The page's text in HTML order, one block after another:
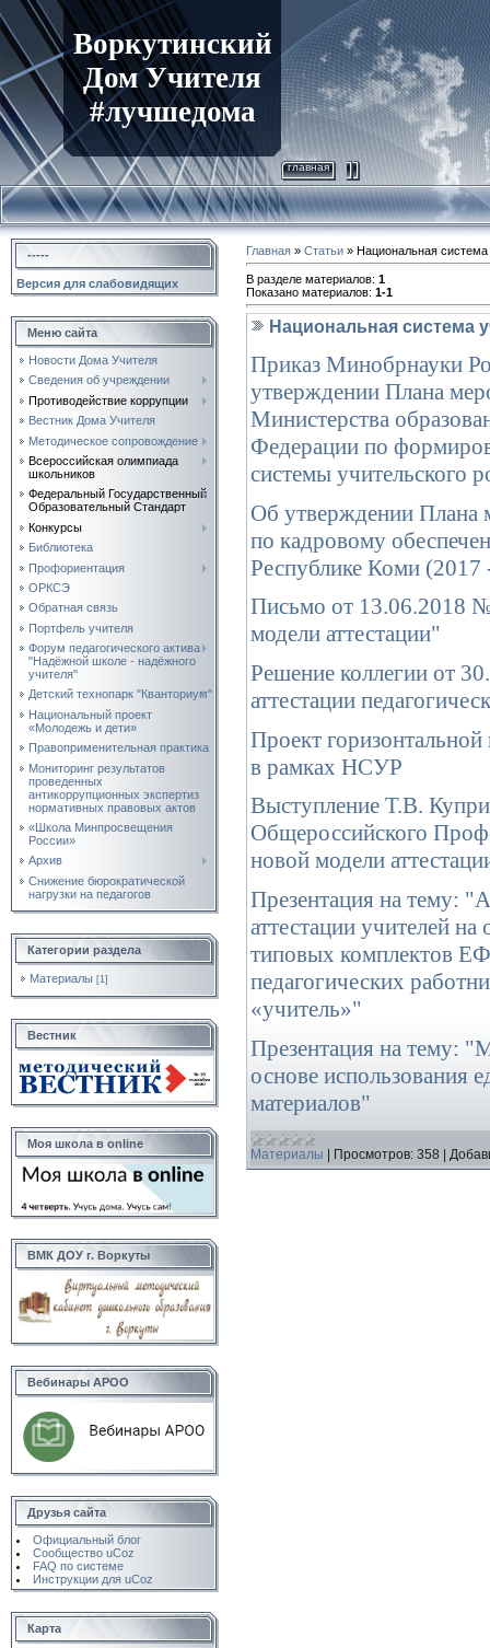
Воркутинский
Дом Учителя
#лучшедома
главная
-----
Версия для слабовидящих
Меню сайта
Новости Дома Учителя
Сведения об учреждении
Противодействие коррупции
Вестник Дома Учителя
Методическое сопровождение
Всероссийская олимпиада
школьников
Федеральный Государственный
Образовательный Стандарт
Конкурсы
Библиотека
Профориентация
ОРКСЭ
Обратная связь
Портфель учителя
Форум педагогического актива
"Надёжной школе - надёжного
учителя"
Детский технопарк "Кванториум"
Национальный проект
«Молодежь и дети»
Правоприменительная практика
Мониторинг результатов
проведенных
антикоррупционных экспертиз
нормативных правовых актов
«Школа Минпросвещения
России»
Архив
Снижение бюрократической
нагрузки на педагогов
Категории раздела
Материалы [1]
Вестник
Моя школа в online
ВМК ДОУ г. Воркуты
Вебинары АРОО
Друзья сайта
Официальный блог
Сообщество uCoz
FAQ по системе
Инструкции для uCoz
Карта
Главная » Статьи » Национальная
В разделе материалов: 1
Показано материалов: 1-1
Национальная система
Приказ Минобрнауки
утверждении Плана
Министерства
Федерации по
системы учительского
Об утверждении Плана
по кадровому
Республике Коми (2017
Письмо от 13.06.2018
модели аттестации"
Решение коллегии от
аттестации
Проект горизонтальной
в рамках НСУР
Выступление Т.В.
Общероссийского
новой модели
Презентация на тему:
аттестации учителей
типовых комплектов
педагогических
«учитель»"
Презентация на тему:
основе использования
материалов"
Материалы Просмотров: 358